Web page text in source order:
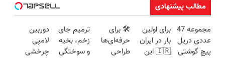
مطالب پیشنهادی
مجموعه 47
عددی دریل
پیچ گوشتی
برای اولین
بار در ایران
🇮🇷 این
🛠️ برای
حرفه‌ای‌ها
طراحی
ترمیم جای
زخم، بخیه
و سوختگی
دوربین
لامپی
چرخشی